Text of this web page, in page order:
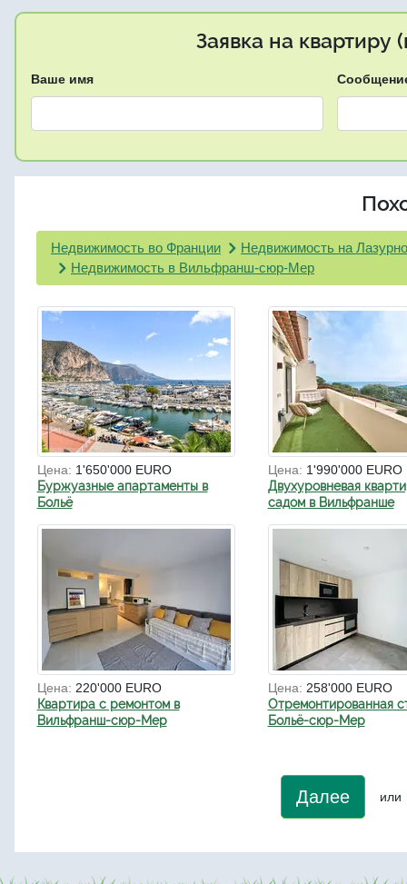
Заявка на квартиру
Ваше имя
Недвижимость во Франции
Недвижимость на
Недвижимость в Вильфранш-сюр-Мер
Цена: 1'650'000 EURO
Буржуазные апартаменты в
Больё
Цена: 1'990'000 EURO
Двухуровневая
садом в Вильфранше
Цена: 220'000 EURO
Квартира с ремонтом в
Вильфранш-сюр-Мер
Цена: 258'000 EURO
Отремонтированная
Больё-сюр-Мер
Далее или